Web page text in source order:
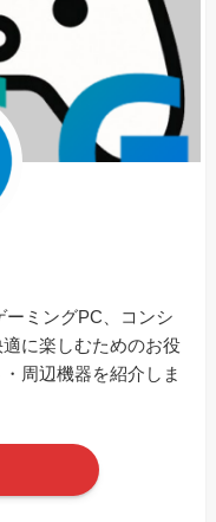
ミングPC、コンシ
に楽しむためのお役
周辺機器を紹介しま